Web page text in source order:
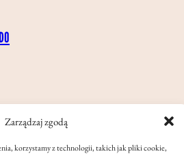
Zarządzaj zgodą
korzystamy z technologii, takich jak pliki cookie,